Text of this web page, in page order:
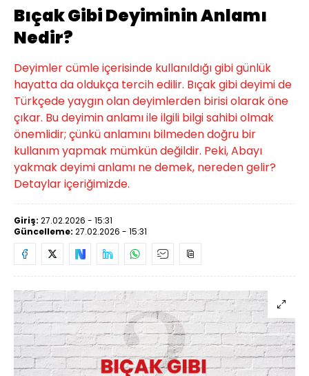
Bıçak Gibi Deyiminin Anlamı
Nedir?
Deyimler cümle içerisinde kullanıldığı gibi günlük
hayatta da oldukça tercih edilir. Bıçak gibi deyimi de
Türkçede yaygın olan deyimlerden birisi olarak öne
çıkar. Bu deyimin anlamı ile ilgili bilgi sahibi olmak
önemlidir; çünkü anlamını bilmeden doğru bir
kullanım yapmak mümkün değildir. Peki, Abayı
yakmak deyimi anlamı ne demek, nereden gelir?
Detaylar içeriğimizde.
Giriş: 27.02.2026 - 15:31
Güncelleme: 27.02.2026 - 15:31